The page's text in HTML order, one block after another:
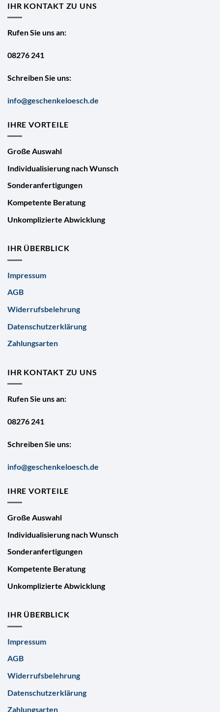
IHR KONTAKT ZU UNS
Rufen Sie uns an:
08276 241
Schreiben Sie uns:
info@geschenkeloesch.de
IHRE VORTEILE
Große Auswahl
Individualisierung nach Wunsch
Sonderanfertigungen
Kompetente Beratung
Unkomplizierte Abwicklung
IHR ÜBERBLICK
Impressum
AGB
Widerrufsbelehrung
Datenschutzerklärung
Zahlungsarten
IHR KONTAKT ZU UNS
Rufen Sie uns an:
08276 241
Schreiben Sie uns:
info@geschenkeloesch.de
IHRE VORTEILE
Große Auswahl
Individualisierung nach Wunsch
Sonderanfertigungen
Kompetente Beratung
Unkomplizierte Abwicklung
IHR ÜBERBLICK
Impressum
AGB
Widerrufsbelehrung
Datenschutzerklärung
Zahlungsarten